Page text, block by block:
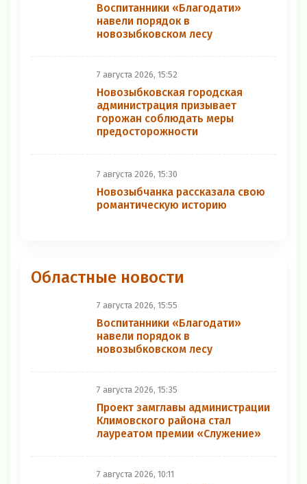
Воспитанники «Благодати»
навели порядок в
новозыбковском лесу
7 августа 2026, 15:52
Новозыбковская городская
администрация призывает
горожан соблюдать меры
предосторожности
7 августа 2026, 15:30
Новозыбчанка рассказала свою
романтическую историю
Областные новости
7 августа 2026, 15:55
Воспитанники «Благодати»
навели порядок в
новозыбковском лесу
7 августа 2026, 15:35
Проект замглавы администрации
Климовского района стал
лауреатом премии «Служение»
7 августа 2026, 10:11